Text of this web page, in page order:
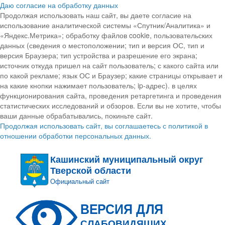
Даю согласие на обработку данных
Продолжая использовать наш сайт, вы даете согласие на
использование аналитической системы «Спутник/Аналитика» и
«Яндекс.Метрика»; обработку файлов cookie, пользовательских
данных (сведения о местоположении; тип и версия ОС, тип и
версия Браузера; тип устройства и разрешение его экрана;
источник откуда пришел на сайт пользователь; с какого сайта или
по какой рекламе; язык ОС и Браузер; какие страницы открывает и
на какие кнопки нажимает пользователь; ip-адрес). в целях
функционирования сайта, проведения ретаргетинга и проведения
статистических исследований и обзоров. Если вы не хотите, чтобы
ваши данные обрабатывались, покиньте сайт.
Продолжая использовать сайт, вы соглашаетесь с политикой в
отношении обработки персональных данных.